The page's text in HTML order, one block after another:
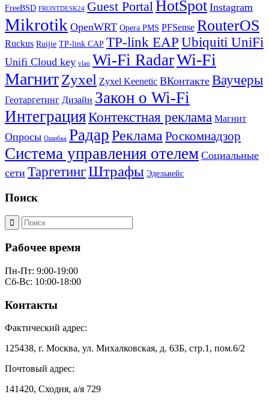
FreeBSD FRONTDESK24 Guest PortalHotSpot Instagram
Mikrotik OpenWRT Opera PMS PFSense RouterOS
Ruckus Ruijie TP-link CAP TP-link EAP Ubiquiti UniFi
Unifi Cloud key vlan Wi-Fi RadarWi-Fi
МагнитZyxel Zyxel Keenetic ВКонтакте Ваучеры
Геотаргетинг Дизайн Закон о Wi-Fi
ИнтеграцияКонтекстная реклама Магнит
Опросы Ошибка РадарРеклама Роскомнадзор
Система управления отелем Социальные
сети ТаргетингШтрафы Эдельвейс
Поиск
Рабочее время
Пн-Пт: 9:00-19:00
Сб-Вс: 10:00-18:00
Контакты
Фактический адрес:
125438, г. Москва, ул. Михалковская, д. 63Б, стр.1, пом.6/2
Почтовый адрес:
141420, Сходня, а/я 729